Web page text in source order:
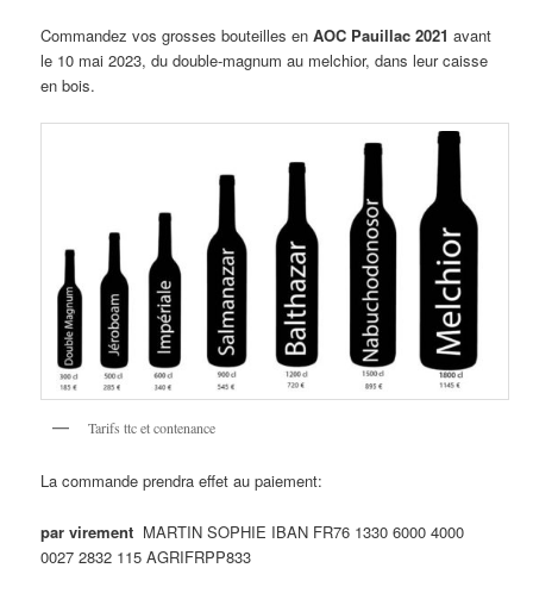
Commandez vos grosses bouteilles enAOC Pauillac 2021 avant
le 10 mai 2023, du double-magnum au melchior, dans leur caisse
en bois.
Tarifs ttc et contenance
La commande prendra effet au paiement:
par virement MARTIN SOPHIE IBAN FR76 1330 6000 4000
0027 2832 115 AGRIFRPP833